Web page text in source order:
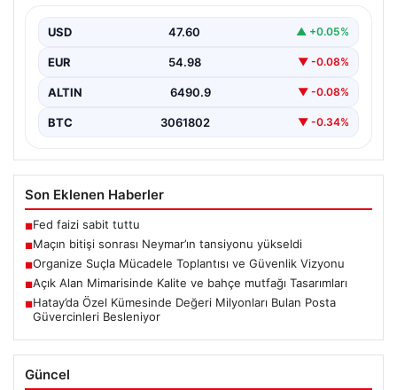
gergin anlar yaşandı. Tribünlerin coşkusu ve sahadaki
yüksek…
USD 47.60 ▲ +0.05%
EUR 54.98 ▼ -0.08%
ALTIN 6490.9 ▼ -0.08%
BTC 3061802 ▼ -0.34%
Son Eklenen Haberler
■Fed faizi sabit tuttu
■Maçın bitişi sonrası Neymar’ın tansiyonu yükseldi
■Organize Suçla Mücadele Toplantısı ve Güvenlik Vizyonu
■Açık Alan Mimarisinde Kalite ve bahçe mutfağı Tasarımları
■Hatay’da Özel Kümesinde Değeri Milyonları Bulan Posta
Güvercinleri Besleniyor
Güncel